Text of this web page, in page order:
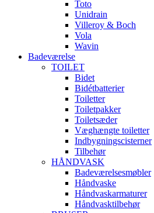
Toto
Unidrain
Villeroy & Boch
Vola
Wavin
Badeværelse
TOILET
Bidet
Bidétbatterier
Toiletter
Toiletpakker
Toiletsæder
Væghængte toiletter
Indbygningscisterner
Tilbehør
HÅNDVASK
Badeværelsesmøbler
Håndvaske
Håndvaskarmaturer
Håndvasktilbehør